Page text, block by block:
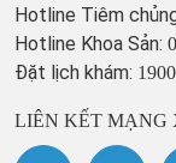
Hotline Tiêm
Hotline Khoa Sản:
Đặt lịch khám:
LIÊN KẾT MẠNG